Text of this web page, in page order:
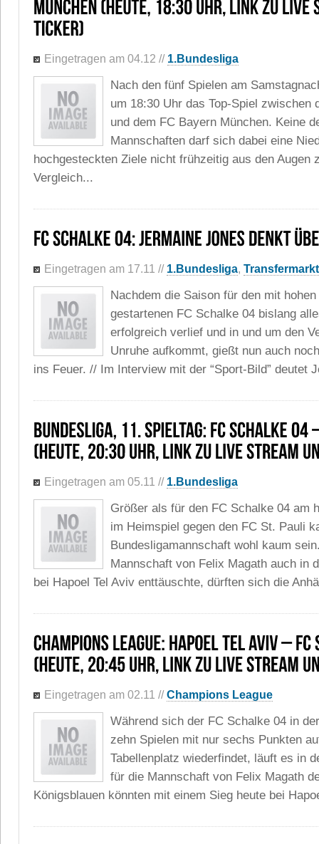
Eingetragen am 04.12 // 1.Bundesliga
Nach den fünf Spielen am
um 18:30 Uhr das Top-Spiel zwischen
und dem FC Bayern München. Keine
Mannschaften darf sich dabei eine
hochgesteckten Ziele nicht frühzeitig aus den Augen
Vergleich...
Eingetragen am 17.11 // 1.Bundesliga, Transfermarkt
Nachdem die Saison für den mit
gestartenen FC Schalke 04 bislang
erfolgreich verlief und in und um den
Unruhe aufkommt, gießt nun auch
ins Feuer. // Im Interview mit der “Sport-Bild” deutet
Eingetragen am 05.11 // 1.Bundesliga
Größer als für den FC Schalke 04 am
im Heimspiel gegen den FC St. Pauli
Bundesligamannschaft wohl kaum
Mannschaft von Felix Magath auch in
bei Hapoel Tel Aviv enttäuschte, dürften sich die
Eingetragen am 02.11 //Champions League
Während sich der FC Schalke 04 in
zehn Spielen mit nur sechs Punkten
Tabellenplatz wiederfindet, läuft es in
für die Mannschaft von Felix Magath
Königsblauen könnten mit einem Sieg heute bei